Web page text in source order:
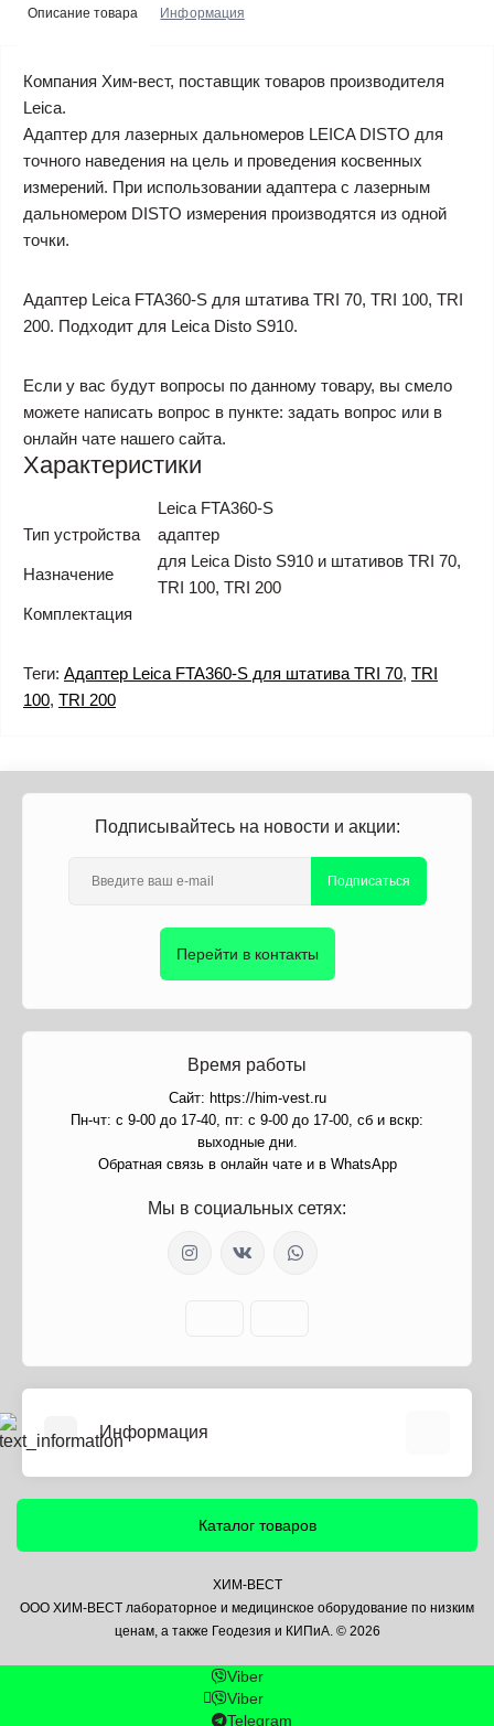
Описание товара Информация
Компания Хим-вест, поставщик товаров производителя
Leica.
Адаптер для лазерных дальномеров LEICA DISTO для
точного наведения на цель и проведения косвенных
измерений. При использовании адаптера c лазерным
дальномером DISTO измерения производятся из одной
точки.
Адаптер Leica FTA360-S для штатива TRI 70, TRI 100, TRI
200. Подходит для Leica Disto S910.
Если у вас будут вопросы по данному товару, вы смело
можете написать вопрос в пункте: задать вопрос или в
онлайн чате нашего сайта.
Характеристики
Leica FTA360-S
Тип устройства
адаптер
Назначение
для Leica Disto S910 и штативов TRI 70,
TRI 100, TRI 200
Комплектация
Теги: Адаптер Leica FTA360-S для штатива TRI 70, TRI
100, TRI 200
Подписывайтесь на новости и акции:
Подписаться
Перейти в контакты
Время работы
Сайт: https://him-vest.ru
Пн-чт: с 9-00 до 17-40, пт: с 9-00 до 17-00, сб и вскр:
выходные дни.
Обратная связь в онлайн чате и в WhatsApp
Мы в социальных сетях:
Информация
Информация о доставке
Политика безопасности
Контакты
Каталог товаров
ХИМ-ВЕСТ
ООО ХИМ-ВЕСТ лабораторное и медицинское оборудование по низким
ценам, а также Геодезия и КИПиА. © 2026
Viber
Viber
Telegram